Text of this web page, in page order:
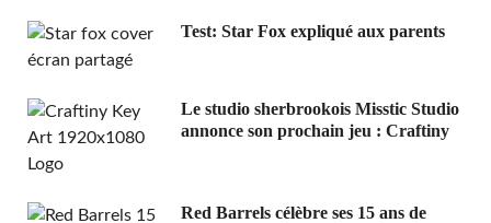
Test: Star Fox expliqué aux parents
Le studio sherbrookois Misstic Studio
annonce son prochain jeu : Craftiny
Red Barrels célèbre ses 15 ans de